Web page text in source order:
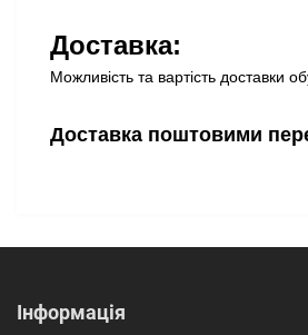
Доставка:
Можливість та вартість доставки
Доставка поштовими
Інформація